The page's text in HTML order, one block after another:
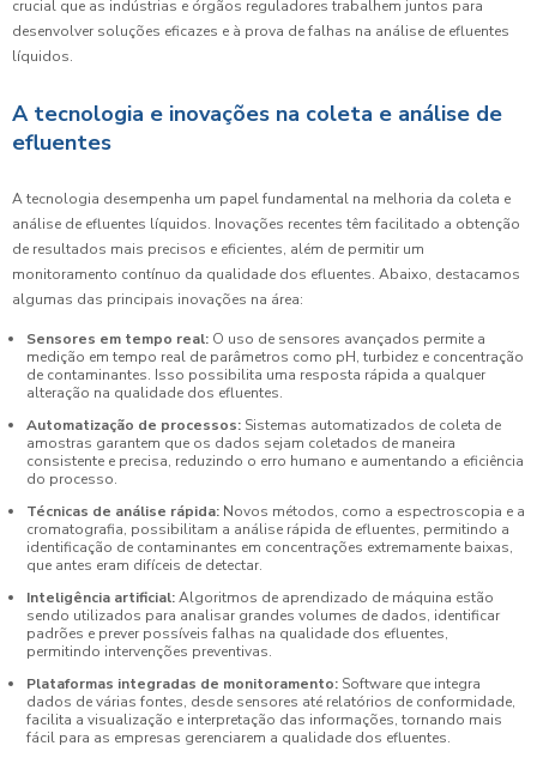
crucial que as indústrias e órgãos reguladores trabalhem juntos para
desenvolver soluções eficazes e à prova de falhas na análise de efluentes
líquidos.
A tecnologia e inovações na coleta e análise de
efluentes
A tecnologia desempenha um papel fundamental na melhoria da coleta e
análise de efluentes líquidos. Inovações recentes têm facilitado a obtenção
de resultados mais precisos e eficientes, além de permitir um
monitoramento contínuo da qualidade dos efluentes. Abaixo, destacamos
algumas das principais inovações na área:
Sensores em tempo real: O uso de sensores avançados permite a
medição em tempo real de parâmetros como pH, turbidez e concentração
de contaminantes. Isso possibilita uma resposta rápida a qualquer
alteração na qualidade dos efluentes.
Automatização de processos: Sistemas automatizados de coleta de
amostras garantem que os dados sejam coletados de maneira
consistente e precisa, reduzindo o erro humano e aumentando a eficiência
do processo.
Técnicas de análise rápida: Novos métodos, como a espectroscopia e a
cromatografia, possibilitam a análise rápida de efluentes, permitindo a
identificação de contaminantes em concentrações extremamente baixas,
que antes eram difíceis de detectar.
Inteligência artificial:Algoritmos de aprendizado de máquina estão
sendo utilizados para analisar grandes volumes de dados, identificar
padrões e prever possíveis falhas na qualidade dos efluentes,
permitindo intervenções preventivas.
Plataformas integradas de monitoramento: Software que integra
dados de várias fontes, desde sensores até relatórios de conformidade,
facilita a visualização e interpretação das informações, tornando mais
fácil para as empresas gerenciarem a qualidade dos efluentes.